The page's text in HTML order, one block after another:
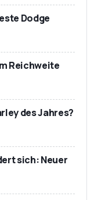
Dodge
Reichweite
des Jahres?
sich: Neuer